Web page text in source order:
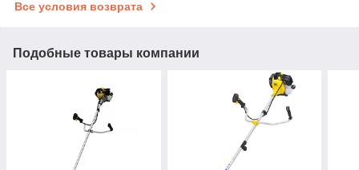
Все условия возврата
Подобные товары компании